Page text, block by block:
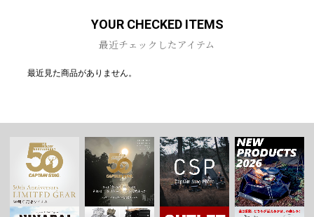
YOUR CHECKED ITEMS
最近チェックしたアイテム
最近見た商品がありません。